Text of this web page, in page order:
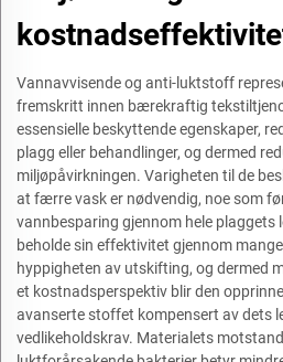
Vannavvisende og anti-luktstoff
fremskritt innen bærekraftig
essensielle beskyttende egenskaper,
plagg eller behandlinger, og dermed
miljøpåvirkningen. Varigheten til de
at færre vask er nødvendig, noe som
vannbesparing gjennom hele plaggets
beholde sin effektivitet gjennom
hyppigheten av utskifting, og dermed
et kostnadsperspektiv blir den
avanserte stoffet kompensert av dets
vedlikeholdskrav. Materialets